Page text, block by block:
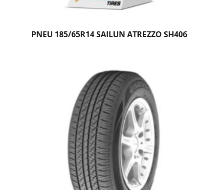
PNEU 185/65R14 SAILUN ATREZZO SH406